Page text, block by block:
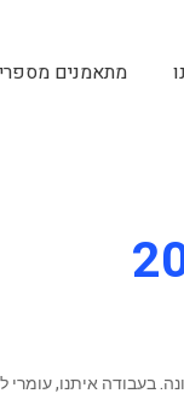
מתאמנים
בעבודה איתנו,